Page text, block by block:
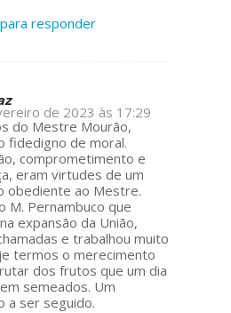
responder
de 2023 às 17:29
do Mestre Mourão,
fidedigno de moral.
comprometimento e
eram virtudes de um
obediente ao Mestre.
M. Pernambuco que
expansão da União,
e trabalhou muito
termos o merecimento
dos frutos que um dia
semeados. Um
a ser seguido.